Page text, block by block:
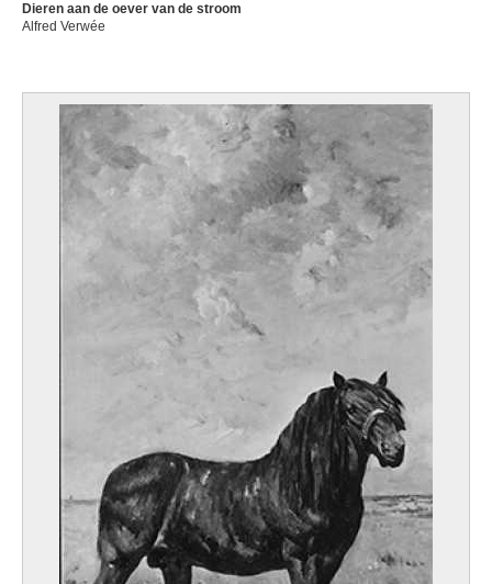
Dieren aan de oever van de stroom
Alfred Verwée